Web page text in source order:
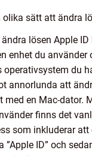
sätt att ändra
lösen Apple ID
enhet du använder
operativsystem du
annorlunda att
med en Mac-dator.
finns det
som inkluderar att
ID” och